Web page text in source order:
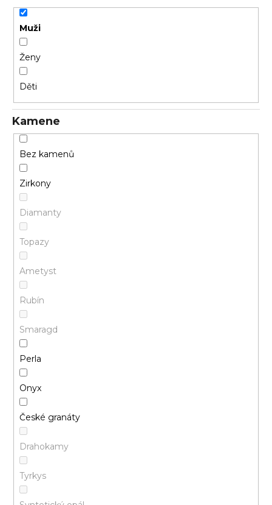
Muži
Ženy
Děti
Kamene
Bez kamenů
Zirkony
Diamanty
Topazy
Ametyst
Rubín
Smaragd
Perla
Onyx
České granáty
Drahokamy
Tyrkys